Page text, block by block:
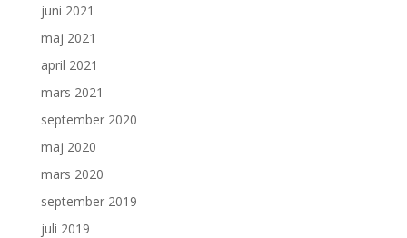
juni 2021
maj 2021
april 2021
mars 2021
september 2020
maj 2020
mars 2020
september 2019
juli 2019